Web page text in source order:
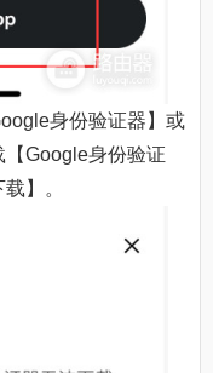
身份验证器】或
【Google身份验证
】。